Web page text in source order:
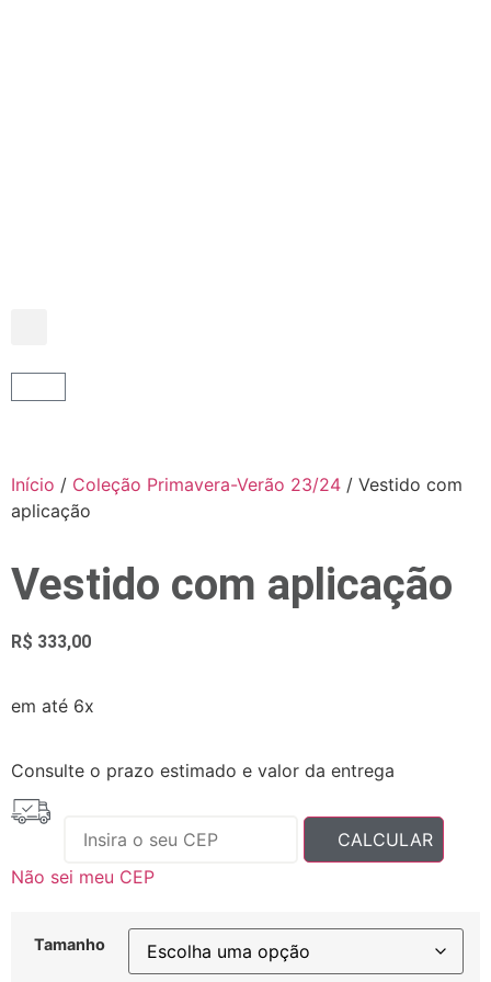
Início / Coleção Primavera-Verão 23/24 / Vestido com
aplicação
Vestido com aplicação
R$ 333,00
em até 6x
Consulte o prazo estimado e valor da entrega
Não sei meu CEP
Tamanho